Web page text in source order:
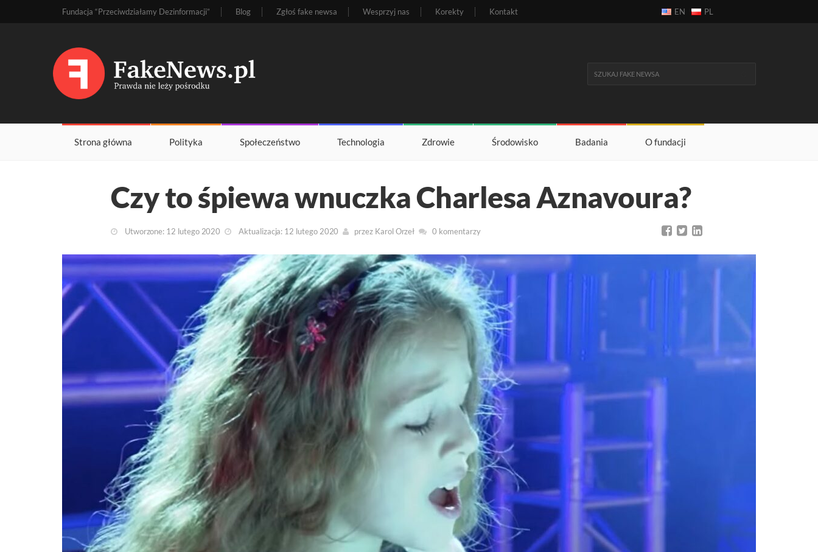
Fundacja “Przeciwdziałamy Dezinformacji” Blog Zgłoś fake newsa Wesprzyj nas Korekty Kontakt EN PL
Strona główna Polityka Społeczeństwo Technologia Zdrowie Środowisko Badania O fundacji
Czy to śpiewa wnuczka Charlesa Aznavoura?
Utworzone: 12 lutego 2020 Aktualizacja: 12 lutego 2020 przez Karol Orzeł 0 komentarzy